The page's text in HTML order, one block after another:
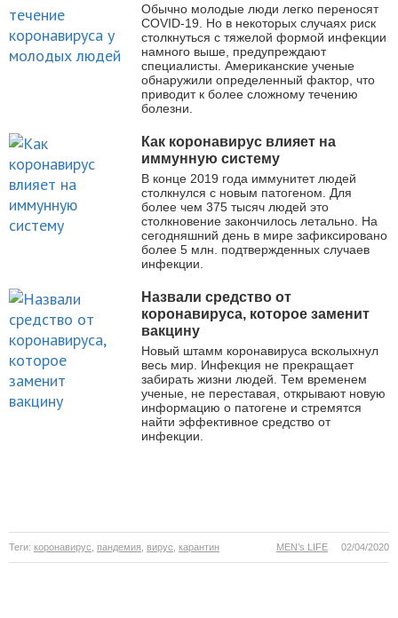
Обычно молодые люди легко переносят
COVID-19. Но в некоторых случаях риск
столкнуться с тяжелой формой инфекции
намного выше, предупреждают
специалисты. Американские ученые
обнаружили определенный фактор, что
приводит к более сложному течению
болезни.
Как коронавирус влияет на
иммунную систему
В конце 2019 года иммунитет людей
столкнулся с новым патогеном. Для
более чем 375 тысяч людей это
столкновение закончилось летально. На
сегодняшний день в мире зафиксировано
более 5 млн. подтвержденных случаев
инфекции.
Назвали средство от
коронавируса, которое заменит
вакцину
Новый штамм коронавируса всколыхнул
весь мир. Инфекция не прекращает
забирать жизни людей. Тем временем
ученые, не переставая, открывают новую
информацию о патогене и стремятся
найти эффективное средство от
инфекции.
Теги: коронавирус пандемия вирус карантин 02/04/2020
MEN’s LIFE